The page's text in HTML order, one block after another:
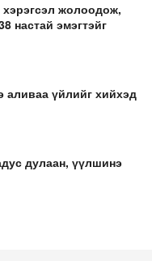
хэрэгсэл жолоодож,
настай эмэгтэйг
аливаа үйлийг хийхэд
дулаан, үүлшинэ